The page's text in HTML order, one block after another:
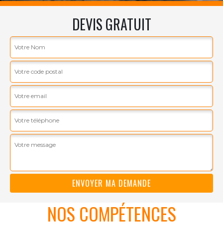
DEVIS GRATUIT
NOS COMPÉTENCES